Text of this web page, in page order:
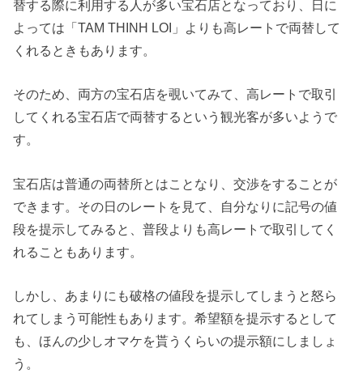
替する際に利用する人が多い宝石店となっており、日に
よっては「TAM THINH LOI」よりも高レートで両替して
くれるときもあります。
そのため、両方の宝石店を覗いてみて、高レートで取引
してくれる宝石店で両替するという観光客が多いようで
す。
宝石店は普通の両替所とはことなり、交渉をすることが
できます。その日のレートを見て、自分なりに記号の値
段を提示してみると、普段よりも高レートで取引してく
れることもあります。
しかし、あまりにも破格の値段を提示してしまうと怒ら
れてしまう可能性もあります。希望額を提示するとして
も、ほんの少しオマケを貰うくらいの提示額にしましょ
う。